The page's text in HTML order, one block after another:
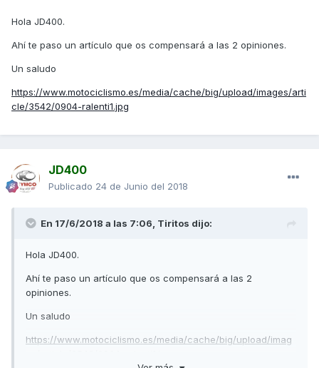
Hola JD400.
Ahí te paso un artículo que os compensará a las 2 opiniones.
Un saludo
https://www.motociclismo.es/media/cache/big/upload/images/arti
cle/3542/0904-ralenti1.jpg
JD400
Publicado 24 de Junio del 2018
En 17/6/2018 a las 7:06, Tiritos dijo:
Hola JD400.
Ahí te paso un artículo que os compensará a las 2
opiniones.
Un saludo
https://www.motociclismo.es/media/cache/big/upload/imag